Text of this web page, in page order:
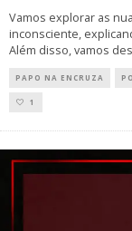
Vamos explorar as
inconsciente,
Além disso, vamos
PAPO NA ENCRUZA
1